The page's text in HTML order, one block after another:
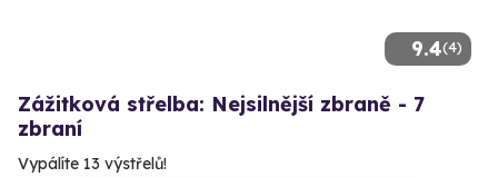
9.4(4)
Zážitková střelba: Nejsilnější zbraně - 7
zbraní
Vypálíte 13 výstřelů!